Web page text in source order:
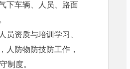
下车辆、人员、路面
资质与培训学习、
人防物防技防工作，
制度。